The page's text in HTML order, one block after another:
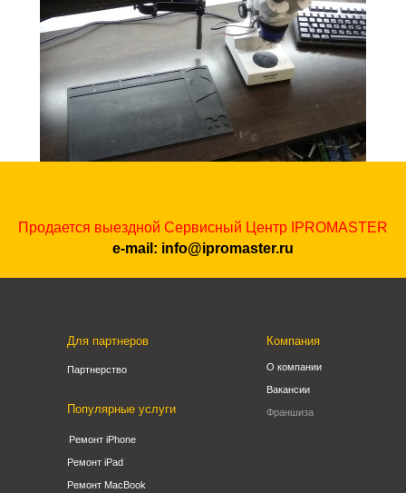
Продается выездной Сервисный Центр IPROMASTER
e-mail: info@ipromaster.ru
Партнерство
Компания
Для партнеров
О компании
Популярные услуги
Ремонт iPhone
Вакансии
Франшиза
Ремонт iPad
Ремонт MacBook